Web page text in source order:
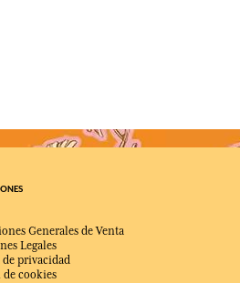
Generales de Venta
Legales
privacidad
de cookies